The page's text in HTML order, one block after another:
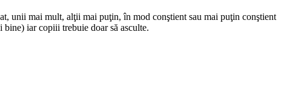
unii mai mult, alţii mai puţin, în mod conştient sau mai puţin conştient
iar copiii trebuie doar să asculte.